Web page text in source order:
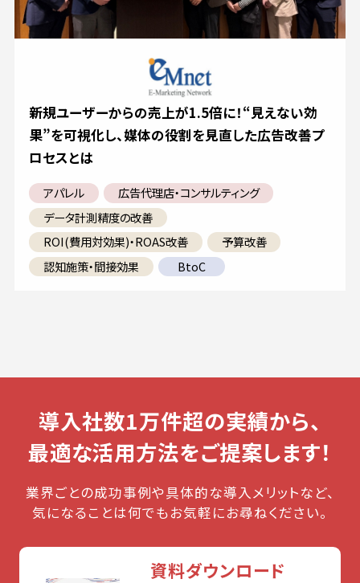
新規ユーザーからの売上が1.5倍に！“見えない効
果”を可視化し、媒体の役割を見直した広告改善プ
ロセスとは
アパレル
広告代理店・コンサルティング
データ計測精度の改善
ROI(費用対効果)・ROAS改善
予算改善
認知施策・間接効果
BtoC
導入社数1万件超の実績から、
最適な活用方法をご提案します！
業界ごとの成功事例や具体的な導入メリットなど、
気になることは何でもお気軽にお尋ねください。
資料ダウンロード